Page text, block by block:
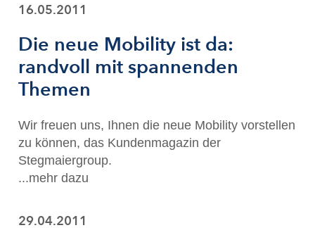
16.05.2011
Die neue Mobility ist da:
randvoll mit spannenden
Themen
Wir freuen uns, Ihnen die neue Mobility vorstellen
zu können, das Kundenmagazin der
Stegmaiergroup.
...mehr dazu
29.04.2011